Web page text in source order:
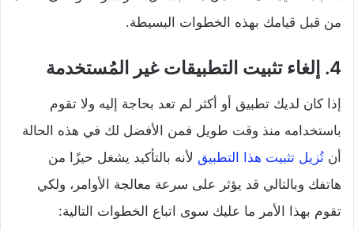
من قبل قيامك بهذه الخطوات البسيطة.
4. إلغاء تثبيت التطبيقات غير المُستخدمة
إذا كان لديك تطبيق أو أكثر لم تعد بحاجة إليه ولا تقوم
باستخدامه منذ وقت طويل فمن الأفضل لك في هذه الحالة
أن تُزيل تثبيت هذا التطبيق لأنه بالتأكيد يشغل حيزًا من
هاتفك وبالتالي قد يؤثر على سرعة معالجة الأوامر، ولكي
تقوم بهذا الأمر ما عليك سوى اتباع الخطوات التالية: